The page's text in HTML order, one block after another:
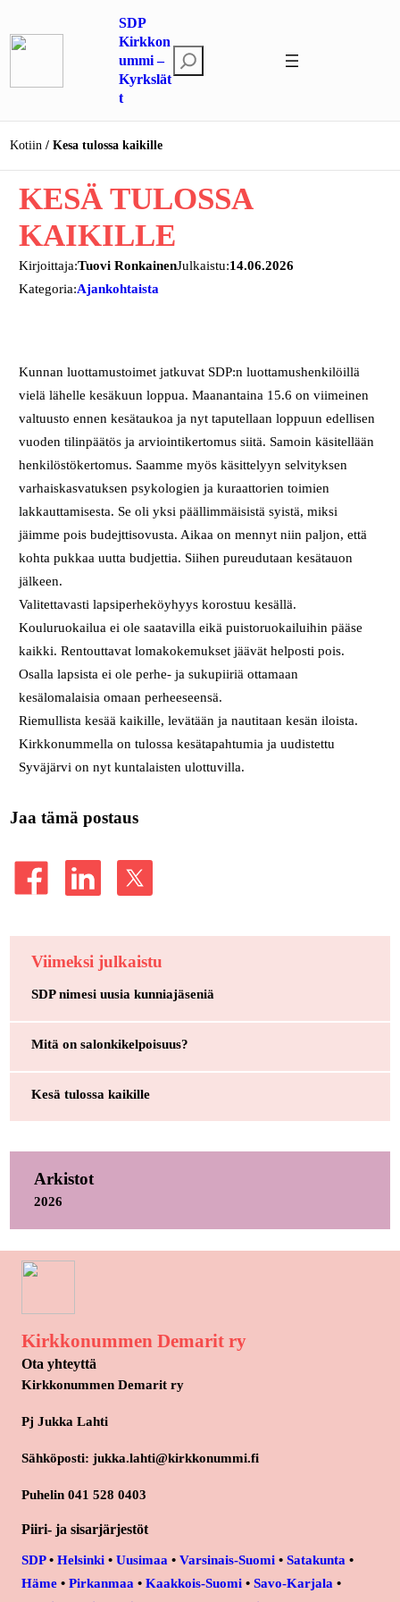
sisältöön
SDP
Kirkkon
ummi –
Kyrkslät
t
t
i
Kotiin Kesa tulossa kaikille
KESÄ TULOSSA
KAIKILLE
Kirjoittaja:Tuovi RonkainenJulkaistu:14.06.2026
Kategoria:Ajankohtaista
Kunnan luottamustoimet jatkuvat SDP:n luottamushenkilöillä
vielä lähelle kesäkuun loppua. Maanantaina 15.6 on viimeinen
valtuusto ennen kesätaukoa ja nyt taputellaan loppuun edellisen
vuoden tilinpäätös ja arviointikertomus siitä. Samoin käsitellään
henkilöstökertomus. Saamme myös käsittelyyn selvityksen
varhaiskasvatuksen psykologien ja kuraattorien toimien
lakkauttamisesta. Se oli yksi päällimmäisistä syistä, miksi
jäimme pois budejttisovusta. Aikaa on mennyt niin paljon, että
kohta pukkaa uutta budjettia. Siihen pureudutaan kesätauon
jälkeen.
Valitettavasti lapsiperheköyhyys korostuu kesällä.
Kouluruokailua ei ole saatavilla eikä puistoruokailuihin pääse
kaikki. Rentouttavat lomakokemukset jäävät helposti pois.
Osalla lapsista ei ole perhe- ja sukupiiriä ottamaan
kesälomalaisia omaan perheeseensä.
Riemullista kesää kaikille, levätään ja nautitaan kesän iloista.
Kirkkonummella on tulossa kesätapahtumia ja uudistettu
Syväjärvi on nyt kuntalaisten ulottuvilla.
Jaa tämä postaus
Viimeksi julkaistu
SDP nimesi uusia kunniajäseniä
Mitä on salonkikelpoisuus?
Kesä tulossa kaikille
Arkistot
2026
Kirkkonummen Demarit ry
Ota yhteyttä
Kirkkonummen Demarit ry
Pj Jukka Lahti
Sähköposti: jukka.lahti@kirkkonummi.fi
Puhelin 041 528 0403
Piiri- ja sisarjärjestöt
SDP• Helsinki • Uusimaa • Varsinais-Suomi • Satakunta •
Häme • Pirkanmaa • Kaakkois-Suomi • Savo-Karjala •